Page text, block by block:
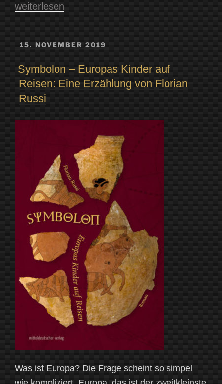
„Über
weiterlesen
VERÖFFENTLICHT
15. NOVEMBER 2019
Symbolon – Europas Kinder auf
Reisen: Eine Erzählung von Florian
Russi
Was ist Europa? Die Frage scheint so simpel